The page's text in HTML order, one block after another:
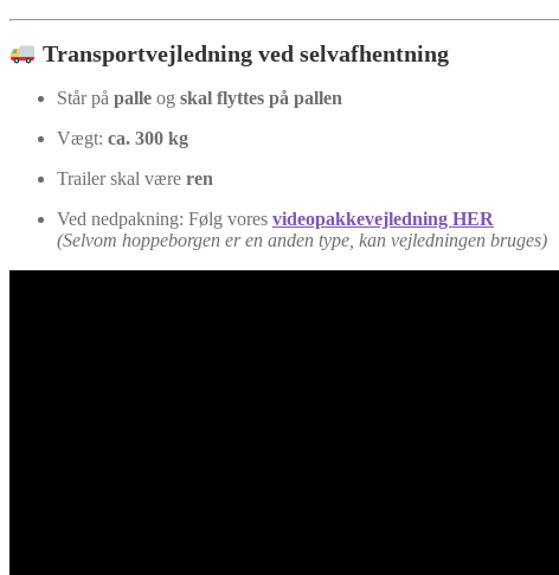
Transportvejledning ved selvafhentning
Står på palle og skal flyttes på pallen
Vægt: ca. 300 kg
Trailer skal være ren
Ved nedpakning: Følg vores videopakkevejledning HER
(Selvom hoppeborgen er en anden type, kan vejledningen bruges)